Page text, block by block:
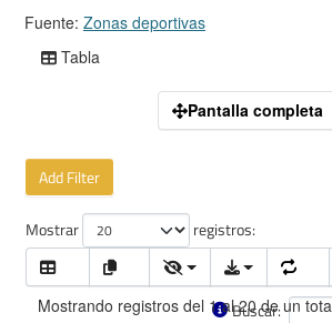
Fuente: Zonas deportivas
Tabla
Pantalla completa
Add Filter